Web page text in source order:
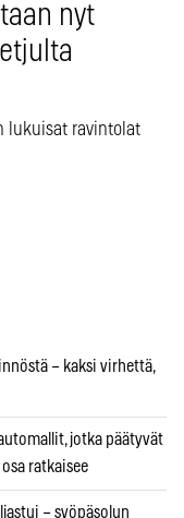
nyt
lukuisat ravintolat
– kaksi virhettä,
jotka päätyvät
ratkaisee
– syöpäsolun